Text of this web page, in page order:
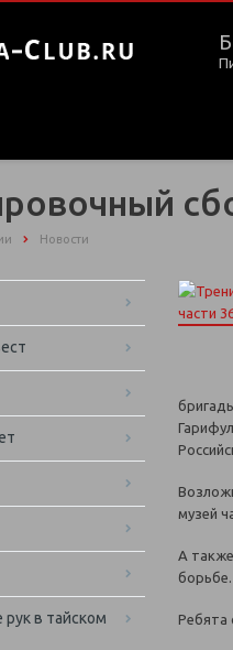
Новости
в тайском
музей
А
борьбе.
Ребята